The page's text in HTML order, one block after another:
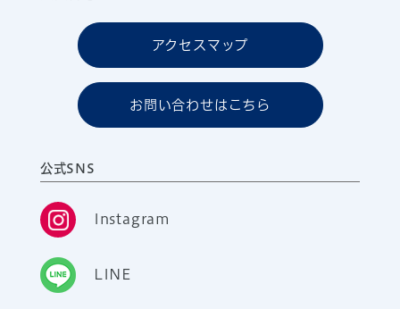
アクセスマップ
お問い合わせはこちら
公式SNS
Instagram
LINE